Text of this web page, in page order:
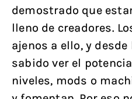
demostrado que
lleno de creadores.
ajenos a ello, y
sabido ver el
niveles, mods o